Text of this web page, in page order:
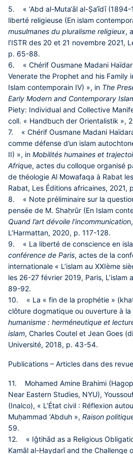
5. « ‘Abd al-Muta‘āl al-Ṣa‘īdī
liberté religieuse (En islam
musulmanes du pluralisme religieux,
l’ISTR des 20 et 21 novembre 2021,
p. 65-88.
6. « Chérif Ousmane Madani
Venerate the Prophet and his Family
Islam contemporain IV) », in The
Early Modern and Contemporary
Piety: Individual and Collective
coll. « Handbuch der Orientalistik »,
7. « Chérif Ousmane Madani
comme défense d’un islam
II) », in Mobilités humaines et
Afrique, actes du colloque organisé
de théologie Al Mowafaqa à Rabat
Rabat, Les Éditions africaines, 2021,
8. « Note préliminaire sur la question
pensée de M. Shaḥrūr (En Islam
Quand l’art dévoile l’incommunicatio
L’Harmattan, 2020, p. 117-128.
9. « La liberté de conscience en
conférence de Paris, actes de la
internationale « L’islam au XXIème
les 26-27 février 2019, Paris, L’islam
89-92.
10. « La « fin de la prophétie »
clôture dogmatique ou ouverture à la
humanisme : herméneutique et
islam, Charles Coutel et Jean Goes
Université, 2018, p. 43-54.
Publications – Articles dans des
11. Mohamed Amine Brahimi
Near Eastern Studies, NYU),
(Inalco), « L’État civil : Réflexion
Muḥammad ‘Abduh », Raison
59.
12. « Iǧtihād as a Religious
Kamāl al-Ḥaydarī and the Challenge